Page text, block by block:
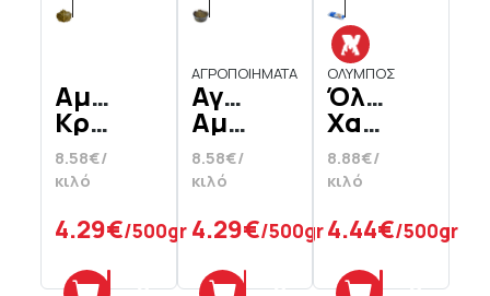
Αμπελόφυλλα
Κρήτης
8.58€/
κιλό
4.29€/500gr
ΑΓΡΟΠΟΙΗΜΑΤΑ
Αγροποιήματα
Αμπελόφυλλα
Σουλτανίνας
Σε
8.58€/
κιλό
4.29€/500gr
ΟΛΥΜΠΟΣ
Όλυμπος
Χαλβάς
Με
Αμύγδαλα
8.88€/
κιλό
4.44€/500gr